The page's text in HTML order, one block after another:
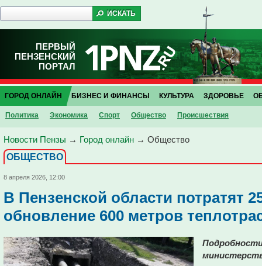
ПЕРВЫЙ
ПЕНЗЕНСКИЙ
ПОРТАЛ
ГОРОД ОНЛАЙН
Политика Экономика Спорт Общество Проиcшествия
БИЗНЕС И ФИНАНСЫ КУЛЬТУРА ЗДОРОВЬЕ
Новости Пензы → Город онлайн → Общество
ОБЩЕСТВО
8 апреля 2026, 12:00
В Пензенской области потратят
обновление 600 метров
Подробности